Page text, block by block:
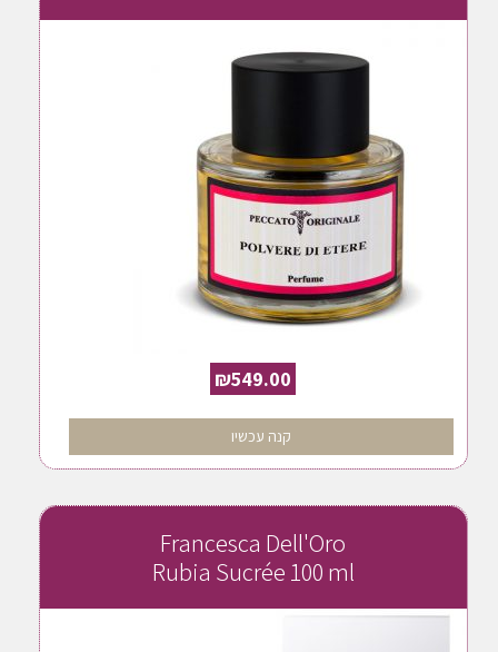
₪549.00
קנה עכשיו
Francesca Dell'Oro
Rubia Sucrée 100 ml